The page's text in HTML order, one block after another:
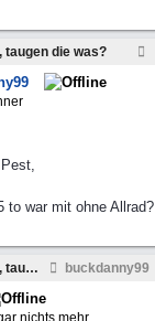
taugen die was?
to war mit ohne Allrad?
Re: MAN 8.136 FAE, taugen die was? buckdanny99
nichts mehr